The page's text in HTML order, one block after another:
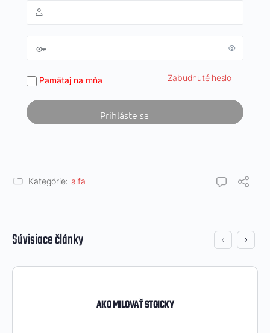
Pamätaj na mňa Zabudnuté heslo
Kategórie: alfa
Súvisiace články
AKO MILOVAŤ STOICKY